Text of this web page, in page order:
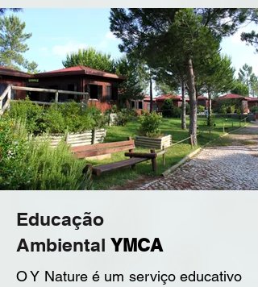
Educação
Ambiental YMCA
O Y Nature é um serviço educativo